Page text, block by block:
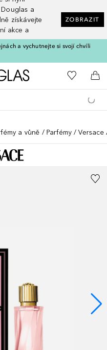
a
získávejte
akce a
ZOBRAZIT
a vychutnejte si svojí chvíli
Domů K mému
Do
a vůně Parfémy Versace